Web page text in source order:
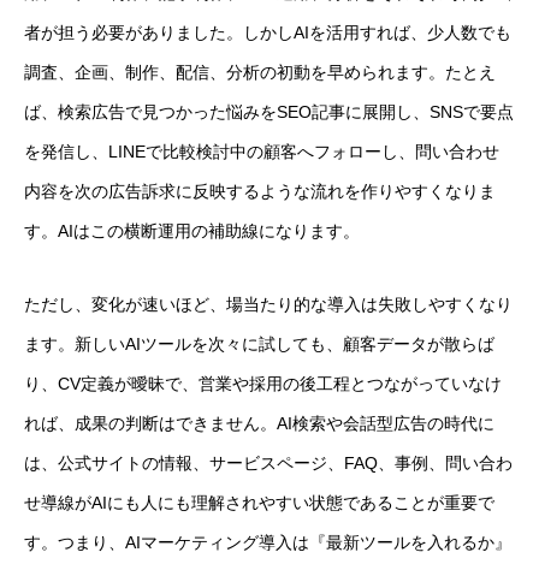
者が担う必要がありました。しかしAIを活用すれば、少人数でも
調査、企画、制作、配信、分析の初動を早められます。たとえ
ば、検索広告で見つかった悩みをSEO記事に展開し、SNSで要点
を発信し、LINEで比較検討中の顧客へフォローし、問い合わせ
内容を次の広告訴求に反映するような流れを作りやすくなりま
す。AIはこの横断運用の補助線になります。
ただし、変化が速いほど、場当たり的な導入は失敗しやすくなり
ます。新しいAIツールを次々に試しても、顧客データが散らば
り、CV定義が曖昧で、営業や採用の後工程とつながっていなけ
れば、成果の判断はできません。AI検索や会話型広告の時代に
は、公式サイトの情報、サービスページ、FAQ、事例、問い合わ
せ導線がAIにも人にも理解されやすい状態であることが重要で
す。つまり、AIマーケティング導入は『最新ツールを入れるか』